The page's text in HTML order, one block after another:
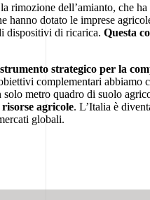
rimozione dell’amianto, che
hanno dotato le imprese
dispositivi di ricarica. Questa
strategico per la
complementari
metro quadro di suolo
agricole. L’Italia è
globali.